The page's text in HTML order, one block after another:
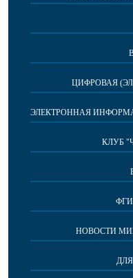
ЦИФРОВАЯ
ЭЛЕКТРОННАЯ
КЛУБ
НОВОСТИ